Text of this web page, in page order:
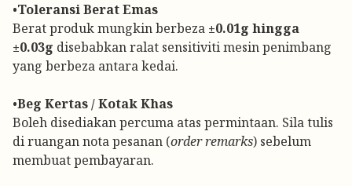
•Toleransi Berat Emas
Berat produk mungkin berbeza ±0.01g hingga
±0.03g disebabkan ralat sensitiviti mesin penimbang
yang berbeza antara kedai.
•Beg Kertas / Kotak Khas
Boleh disediakan percuma atas permintaan. Sila tulis
di ruangan nota pesanan (order remarks) sebelum
membuat pembayaran.